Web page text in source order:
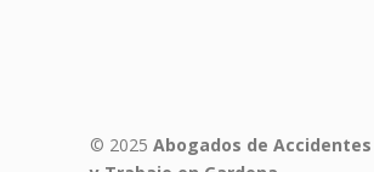
© 2025 Abogados de